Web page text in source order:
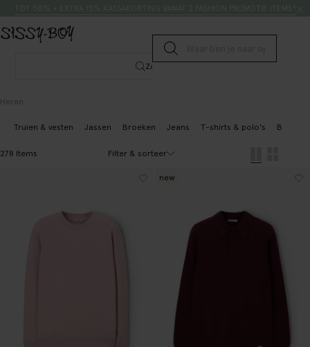
Submit search
Zoeken
Heren
Truien & vesten Jassen Broeken Jeans T-shirts & polo's Blazers
278 Items Filter & sorteer
new